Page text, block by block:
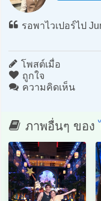
รอพาไวเปอร์ไป
โพสต์เมื่อ
ถูกใจ
ความคิดเห็น
ภาพอื่นๆ ของ